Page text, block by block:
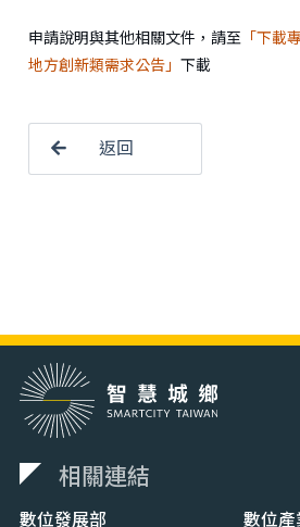
申請說明與其他相關文件，請至 「下載
地方創新類需求公告」 下載
返回
相關連結
數位發展部 數位產